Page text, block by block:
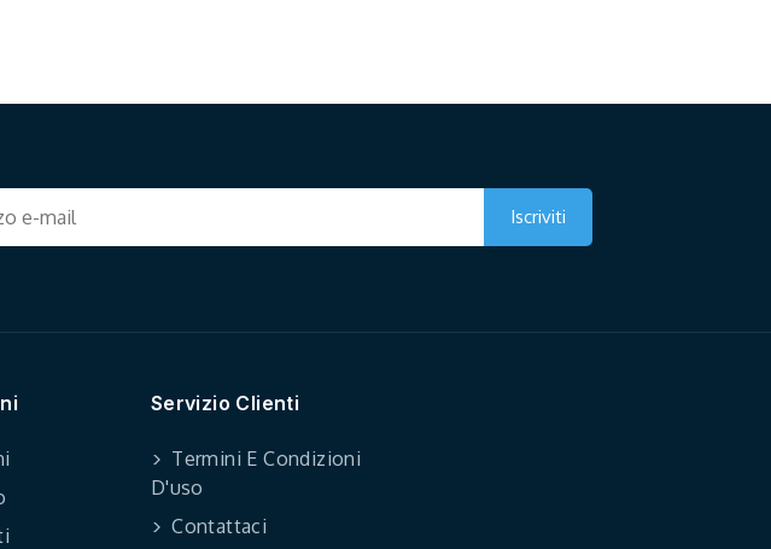
Servizio Clienti
Termini E Condizioni
D'uso
Contattaci